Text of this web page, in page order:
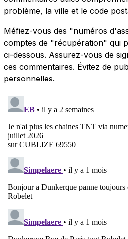
problème, la ville et le code
Méfiez-vous des "numéros
comptes de "récupération" qui
ci-dessous. Assurez-vous de
ces commentaires. Évitez de
personnelles.